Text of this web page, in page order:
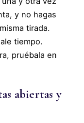
y no hagas
tirada.
tiempo.
pruébala en
abiertas y